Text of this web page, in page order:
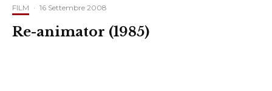
FILM · 16 Settembre 2008
Re-animator (1985)